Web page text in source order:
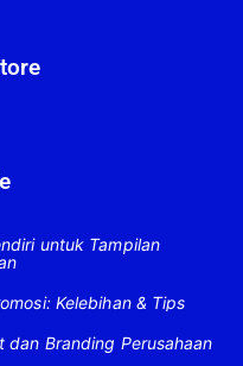
untuk Tampilan
Kelebihan & Tips
dan Branding Perusahaan